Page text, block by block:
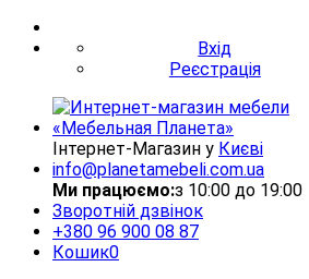
Вхід
Реєстрація
Інтернет-Магазин у Києві
info@planetamebeli.com.ua
Ми працюємо:з 10:00 до 19:00
Зворотній дзвінок
+380 96 900 08 87
Кошик0